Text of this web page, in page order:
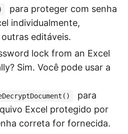
para proteger com senha
individualmente,
editáveis.
lock from an Excel
Sim. Você pode usar a
para
Excel protegido por
correta for fornecida.